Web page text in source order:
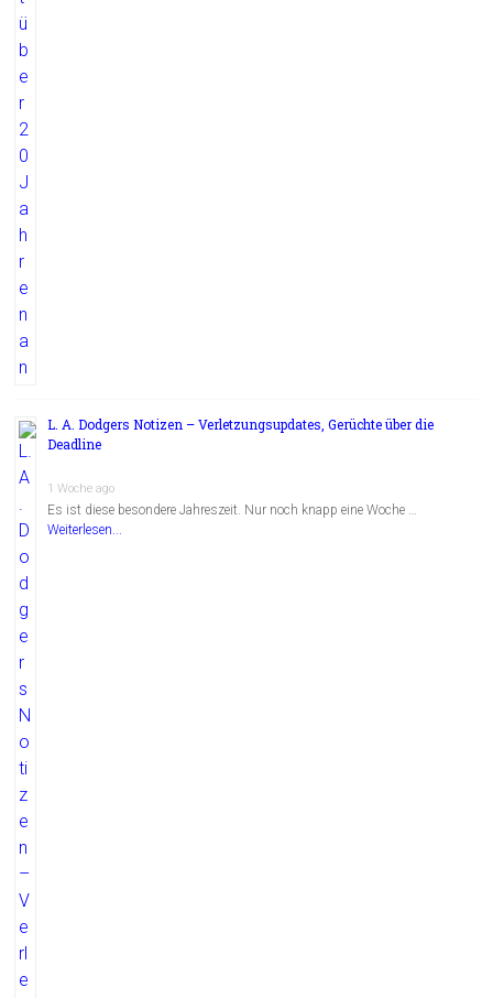
L. A. Dodgers Notizen – Verletzungsupdates, Gerüchte über die
Deadline
1 Woche ago
Es ist diese besondere Jahreszeit. Nur noch knapp eine Woche …
Weiterlesen...